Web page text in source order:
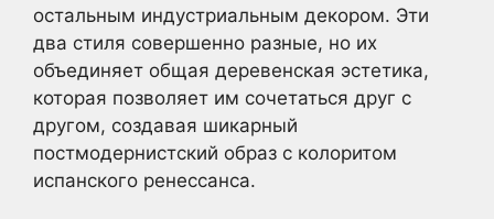
остальным индустриальным декором. Эти
два стиля совершенно разные, но их
объединяет общая деревенская эстетика,
которая позволяет им сочетаться друг с
другом, создавая шикарный
постмодернистский образ с колоритом
испанского ренессанса.